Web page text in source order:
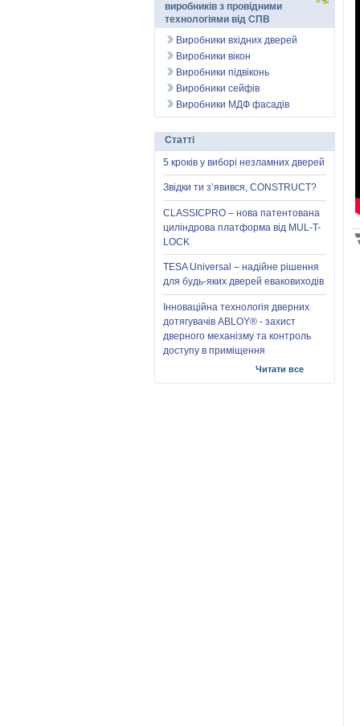
виробників з провідними
технологіями від СПВ
Виробники вхідних дверей
Виробники вікон
Виробники підвіконь
Виробники сейфів
Виробники МДФ фасадів
Статті
5 кроків у виборі незламних дверей
Звідки ти з’явився, CONSTRUCT?
CLASSICPRO – нова патентована
циліндрова платформа від MUL-T-
LOCK
TESA Universal – надійне рішення
для будь-яких дверей еваковиходів
Інноваційна технологія дверних
дотягувачів ABLOY® - захист
дверного механізму та контроль
доступу в приміщення
Читати все